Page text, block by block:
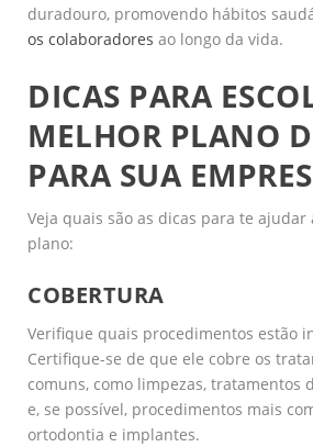
duradouro, promovendo hábitos
os colaboradores ao longo da vida.
DICAS PARA
MELHOR PLANO
PARA SUA
Veja quais são as dicas para te
plano:
COBERTURA
Verifique quais procedimentos estão
Certifique-se de que ele cobre os
comuns, como limpezas, tratamentos
e, se possível, procedimentos mais
ortodontia e implantes.